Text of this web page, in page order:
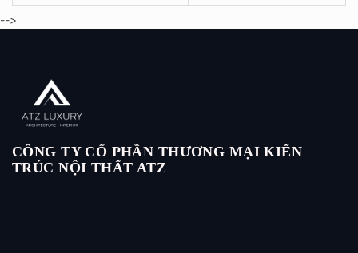
-->
CÔNG TY CỔ PHẦN THƯƠNG MẠI KIẾN
TRÚC NỘI THẤT ATZ